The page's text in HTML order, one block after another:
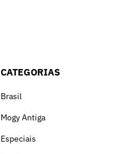
CATEGORIAS
Brasil
Mogy Antiga
Especiais